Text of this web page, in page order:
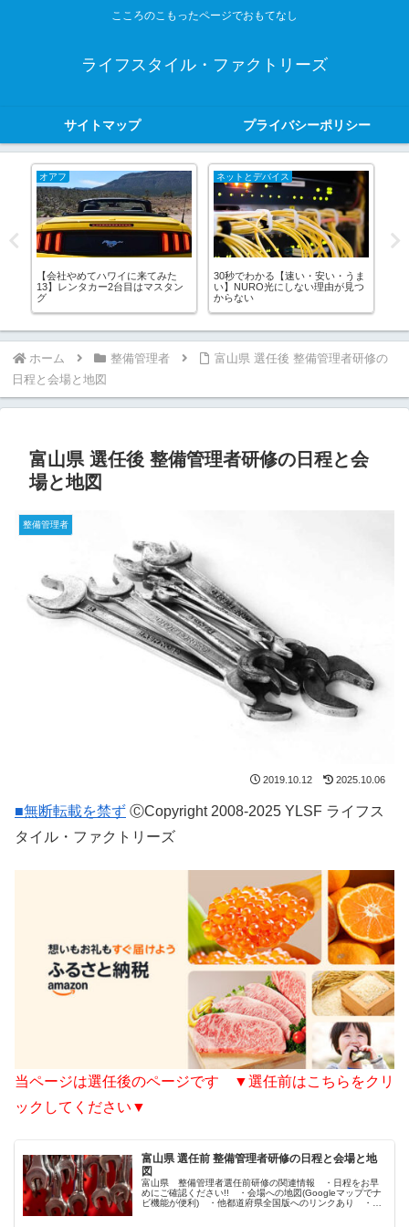
こころのこもったページでおもてなし
ライフスタイル・ファクトリーズ
サイトマップ プライバシーポリシー
オアフ
【会社やめてハワイに来てみた
13】レンタカー2台目はマスタン
グ
ネットとデバイス
30秒でわかる【速い・安い・うま
い】NURO光にしない理由が見つ
からない
ホーム 整備管理者
富山県 選任後 整備管理者研修の
日程と会場と地図
富山県 選任後 整備管理者研修の日程と会
場と地図
整備管理者
2019.10.12 2025.10.06
■無断転載を禁ず ⒸCopyright 2008-2025 YLSF ライフス
タイル・ファクトリーズ
当ページは選任後のページです ▼選任前はこちらをクリ
ックしてください▼
富山県 選任前 整備管理者研修の日程と会場と地
図
富山県 整備管理者選任前研修の関連情報 ・日程をお早
めにご確認ください!! ・会場への地図(Googleマップでナ
ビ機能が便利) ・他都道府県全国版へのリンクあり ・運